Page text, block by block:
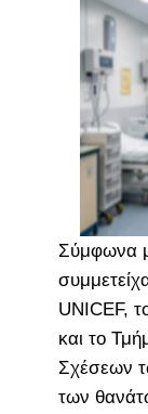
Σύμφωνα
UNICEF,
και το
Σχέσεων
των